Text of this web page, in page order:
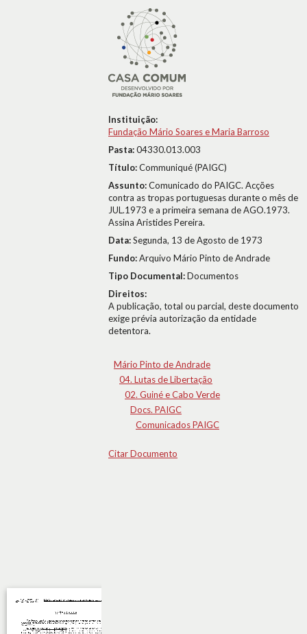
Instituição:
Fundação Mário Soares e Maria Barroso
Pasta:04330.013.003
Título:Communiqué (PAIGC)
Assunto:Comunicado do PAIGC. Acções
contra as tropas portuguesas durante o mês de
JUL.1973 e a primeira semana de AGO.1973.
Assina Aristides Pereira.
Data:Segunda, 13 de Agosto de 1973
Fundo:Arquivo Mário Pinto de Andrade
Tipo Documental:Documentos
Direitos:
A publicação, total ou parcial, deste documento
exige prévia autorização da entidade
detentora.
Mário Pinto de Andrade
04. Lutas de Libertação
02. Guiné e Cabo Verde
Docs. PAIGC
Comunicados PAIGC
Citar Documento